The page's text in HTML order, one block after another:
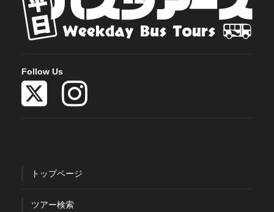
Follow Us
トップページ
ツアー検索